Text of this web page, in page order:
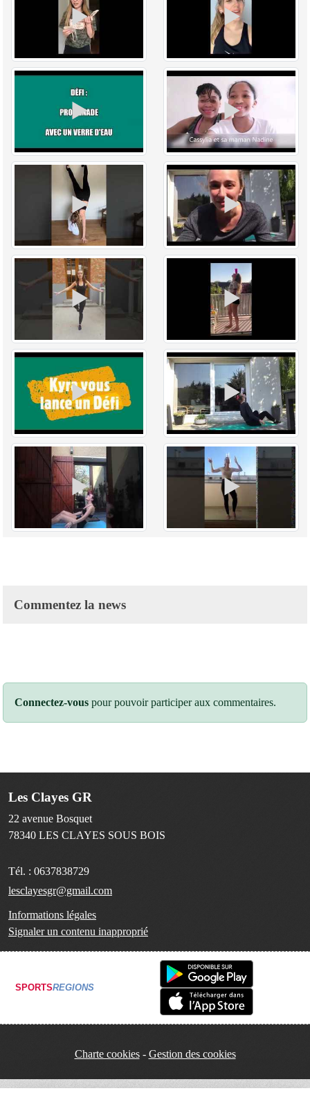
Commentez la news
Connectez-vous pour pouvoir participer aux commentaires.
Les Clayes GR
22 avenue Bosquet
78340 LES CLAYES SOUS BOIS
Tél. : 0637838729
lesclayesgr@gmail.com
Informations légales
Signaler un contenu inapproprié
SPORTSREGIONS
Charte cookies Gestion des cookies